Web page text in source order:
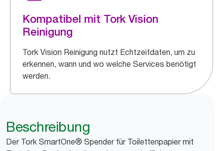
Kompatibel mit Tork Vision
Reinigung
Tork Vision Reinigung nutzt Echtzeitdaten, um zu
erkennen, wann und wo welche Services benötigt
werden.
Beschreibung
Der Tork SmartOne® Spender für Toilettenpapier mit